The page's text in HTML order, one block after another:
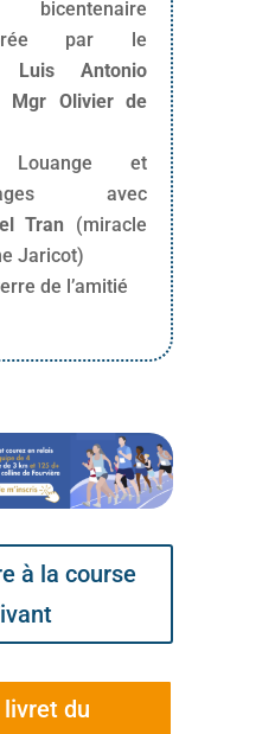
par le
Luis Antonio
Mgr Olivier de
Louange et
avec
Tran (miracle
Jaricot)
de l’amitié
à la course
du